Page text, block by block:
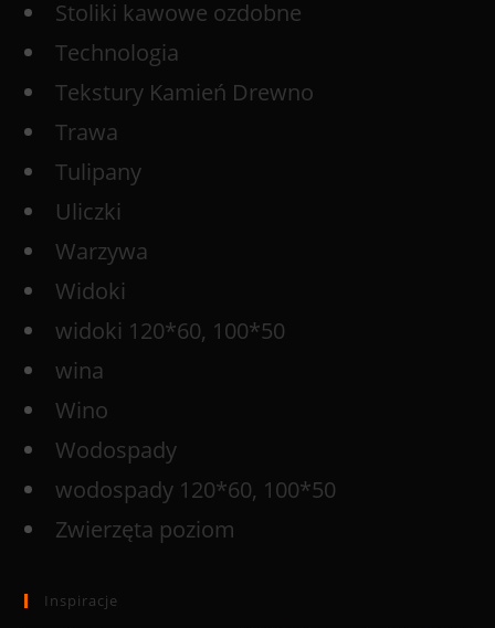
Stoliki kawowe ozdobne
Technologia
Tekstury Kamień Drewno
Trawa
Tulipany
Uliczki
Warzywa
Widoki
widoki 120*60, 100*50
wina
Wino
Wodospady
wodospady 120*60, 100*50
Zwierzęta poziom
Inspiracje